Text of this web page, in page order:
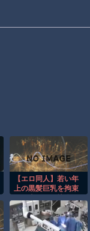
【エロ同人】若い年
上の黒髪巨乳を拘束
堕ちる夜の肉便器体
験ｗ